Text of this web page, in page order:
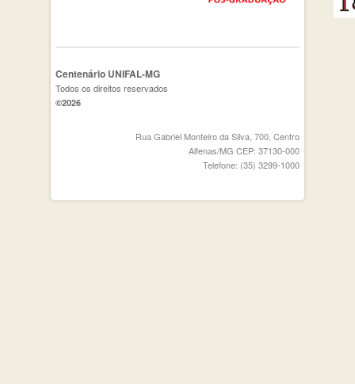
Centenário UNIFAL-MG
Todos os direitos reservados
©2026
Rua Gabriel Monteiro da Silva, 700, Centro
Alfenas/MG CEP: 37130-000
Telefone: (35) 3299-1000